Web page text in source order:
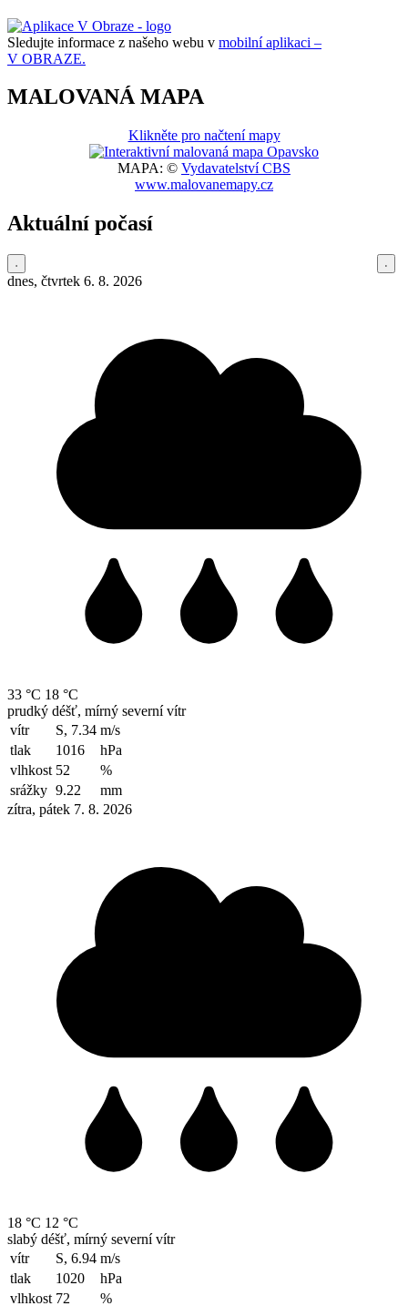
Sledujte informace z našeho webu v mobilní aplikaci –
V OBRAZE.
MALOVANÁ MAPA
Klikněte pro načtení mapy
MAPA: © Vydavatelství CBS
www.malovanemapy.cz
Aktuální počasí
dnes, čtvrtek 6. 8. 2026
33 °C 18 °C
prudký déšť, mírný severní vítr
vítr
S, 7.34 m/s
tlak
1016
hPa
vlhkost 52
%
srážky 9.22
mm
zítra, pátek 7. 8. 2026
18 °C 12 °C
slabý déšť, mírný severní vítr
vítr
S, 6.94 m/s
tlak
1020
hPa
vlhkost 72 %